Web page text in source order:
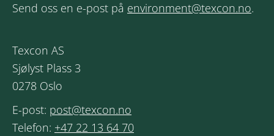
Send oss en e-post på environment@texcon.no.
Texcon AS
Sjølyst Plass 3
0278 Oslo
E-post: post@texcon.no
Telefon: +47 22 13 64 70